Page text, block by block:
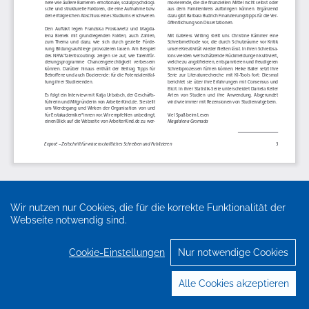
Wir nutzen nur Cookies, die für die korrekte Funktionalität der
Webseite notwendig sind.
Cookie-Einstellungen Nur notwendige Cookies
Alle Cookies akzeptieren